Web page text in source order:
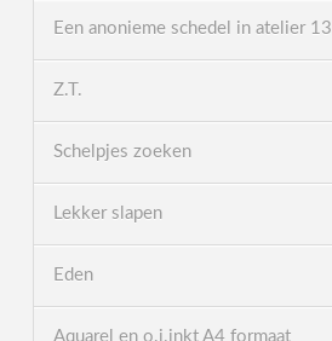
Een anonieme schedel in atelier 13
Z.T.
Schelpjes zoeken
Lekker slapen
Eden
Aquarel en o.i.inkt A4 formaat